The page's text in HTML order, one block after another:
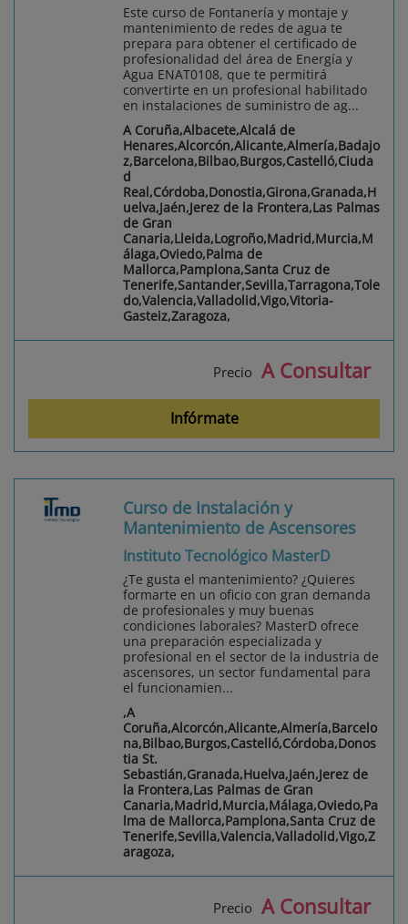
Este curso de Fontanería y montaje y
mantenimiento de redes de agua te
prepara para obtener el certificado de
profesionalidad del área de Energía y
Agua ENAT0108, que te permitirá
convertirte en un profesional habilitado
en instalaciones de suministro de ag...
A Coruña,Albacete,Alcalá de
Henares,Alcorcón,Alicante,Almería,Badajo
z,Barcelona,Bilbao,Burgos,Castelló,Ciuda
d
Real,Córdoba,Donostia,Girona,Granada,H
uelva,Jaén,Jerez de la Frontera,Las Palmas
de Gran
Canaria,Lleida,Logroño,Madrid,Murcia,M
álaga,Oviedo,Palma de
Mallorca,Pamplona,Santa Cruz de
Tenerife,Santander,Sevilla,Tarragona,Tole
do,Valencia,Valladolid,Vigo,Vitoria-
Gasteiz,Zaragoza,
Precio A Consultar
Infórmate
Curso de Instalación y
Mantenimiento de Ascensores
Instituto Tecnológico MasterD
¿Te gusta el mantenimiento? ¿Quieres
formarte en un oficio con gran demanda
de profesionales y muy buenas
condiciones laborales? MasterD ofrece
una preparación especializada y
profesional en el sector de la industria de
ascensores, un sector fundamental para
el funcionamien...
,A
Coruña,Alcorcón,Alicante,Almería,Barcelo
na,Bilbao,Burgos,Castelló,Córdoba,Donos
tia St.
Sebastián,Granada,Huelva,Jaén,Jerez de
la Frontera,Las Palmas de Gran
Canaria,Madrid,Murcia,Málaga,Oviedo,Pa
lma de Mallorca,Pamplona,Santa Cruz de
Tenerife,Sevilla,Valencia,Valladolid,Vigo,Z
aragoza,
Precio A Consultar